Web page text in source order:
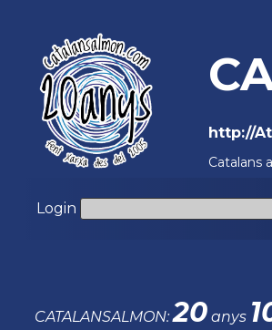
http://
Catalans
Login
CATALANSALMON:20 anys